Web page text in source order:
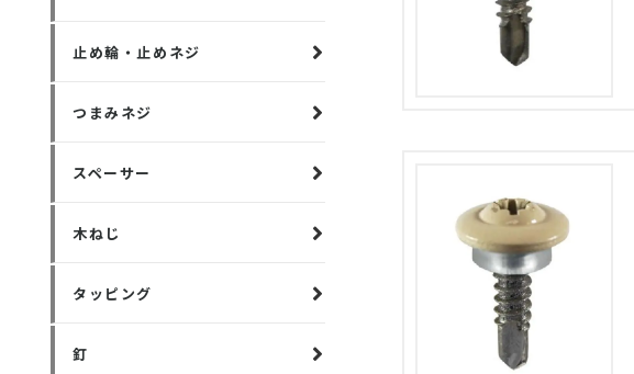
止め輪・止めネジ
つまみネジ
スペーサー
木ねじ
タッピング
釘